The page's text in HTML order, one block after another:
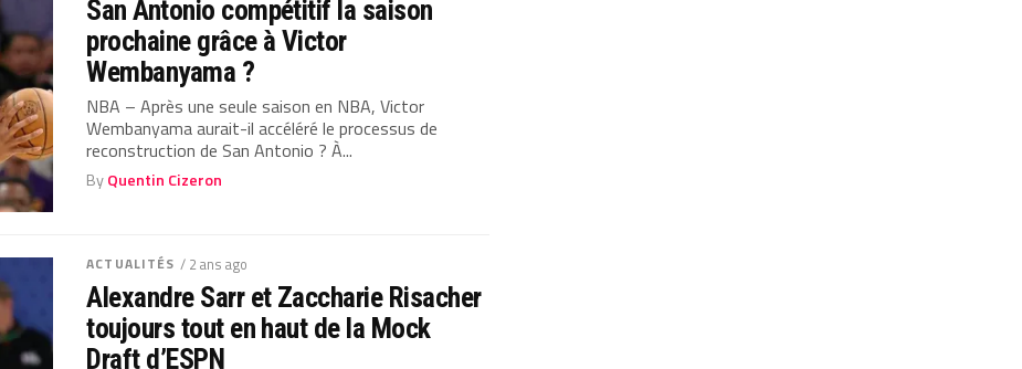
San Antonio compétitif la saison
prochaine grâce à Victor
Wembanyama ?
NBA – Après une seule saison en NBA, Victor
Wembanyama aurait-il accéléré le processus de
reconstruction de San Antonio ? À...
ByQuentin Cizeron
ACTUALITÉS / 2 ans ago
Alexandre Sarr et Zaccharie Risacher
toujours tout en haut de la Mock
Draft d’ESPN